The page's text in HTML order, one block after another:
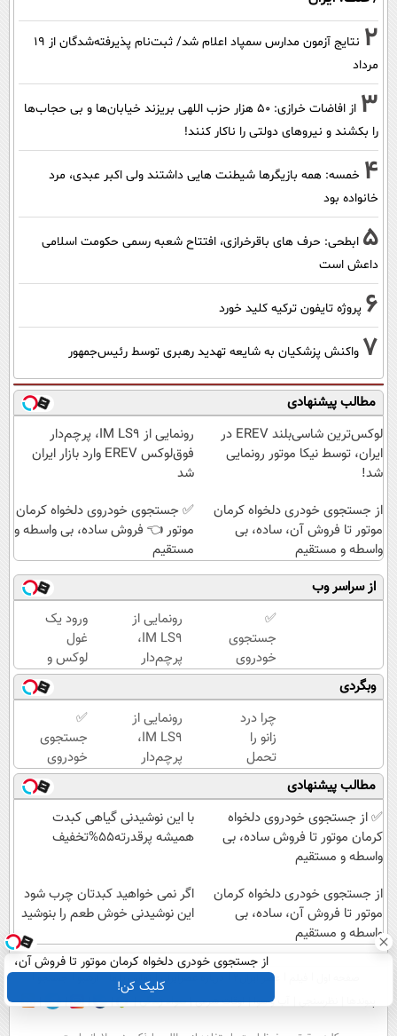
2
نتایج آزمون مدارس سمپاد اعلام شد/ ثبت‌نام پذیرفته‌شدگان از ۱۹
مرداد
3
از افاضات خرازی: ۵۰ هزار حزب اللهی بریزند خیابان‌ها و بی حجاب‌ها
را بکشند و نیرو‌های دولتی را ناکار کنند!
4 خمسه: همه بازیگرها شیطنت هایی داشتند ولی اکبر عبدی، مرد
خانواده بود
5 ابطحی: حرف های باقرخرازی، افتتاح شعبه رسمی حکومت اسلامی
داعش است
6 پروژه تایفون ترکیه کلید خورد
7 واکنش پزشکیان به شایعه تهدید رهبری توسط رئیس‌جمهور
مطالب پیشنهادی
لوکس‌ترین شاسی‌بلند EREV در
ایران، توسط نیکا موتور رونمایی
شد!
رونمایی از IM LS9، پرچم‌دار
فوق‌لوکس EREV وارد بازار ایران
شد
از جستجوی خودری دلخواه کرمان
موتور تا فروش آن، ساده، بی
واسطه و مستقیم
✅ جستجوی خودروی دلخواه کرمان
موتور 👈 فروش ساده، بی واسطه و
مستقیم
از سراسر وب
✅
جستجوی
خودروی
دلخواه
کرمان
موتور 👈
فروش
ساده، بی
واسطه و
مستقیم
رونمایی از
IM LS9،
پرچم‌دار
فوق‌لوکس
EREV
وارد بازار
ایران شد
ورود یک
غول
لوکس و
هوشمند
به ایران،
IM LS9
رسماً
رونمایی
شد
وبگردی
چرا درد
زانو را
تحمل
می‌کنی؟
خیلی
ساده
درمنزل
رونمایی از
IM LS9،
پرچم‌دار
فوق‌لوکس
EREV
وارد بازار
ایران شد
✅
جستجوی
خودروی
دلخواه
کرمان
موتور 👈
فروش
مستقیم
مطالب پیشنهادی
✅ از جستجوی خودروی دلخواه
کرمان موتور تا فروش ساده، بی
واسطه و مستقیم
با این نوشیدنی گیاهی کبدت
همیشه پرقدرته55%تخفیف
از جستجوی خودری دلخواه کرمان
موتور تا فروش آن، ساده، بی
واسطه و مستقیم
اگر نمی خواهید کبدتان چرب شود
این نوشیدنی خوش طعم را بنوشید
از جستجوی خودری دلخواه کرمان موتور تا فروش آن،
ساده، بی واسطه و مستقیم
کلیک کن! عصر ایران۲ درباره عصرایران تماس با ما
آب و هوا اوقات شرعی سواد زندگی